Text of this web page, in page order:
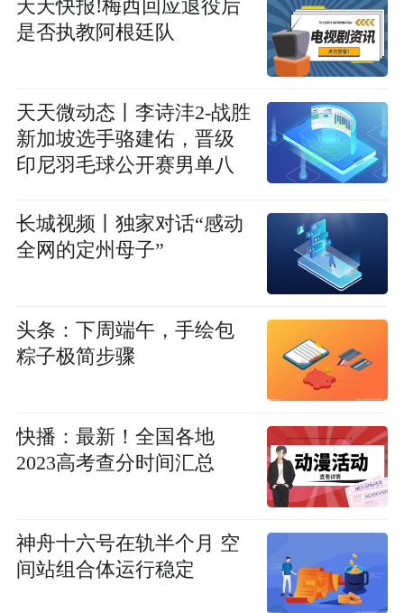
天天快报!梅西回应退役后
是否执教阿根廷队
天天微动态丨李诗沣2-战胜
新加坡选手骆建佑，晋级
印尼羽毛球公开赛男单八
长城视频丨独家对话“感动
全网的定州母子”
头条：下周端午，手绘包
粽子极简步骤
快播：最新！全国各地
2023高考查分时间汇总
神舟十六号在轨半个月 空
间站组合体运行稳定